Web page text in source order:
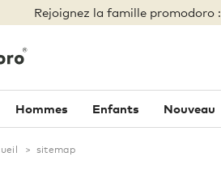
Rejoignez la famille promodoro :
Hommes Enfants Nouveau
> sitemap